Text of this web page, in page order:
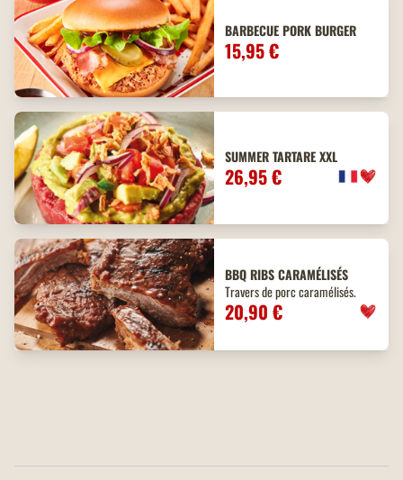
BARBECUE PORK BURGER
15,95 €
SUMMER TARTARE XXL
26,95 €
BBQRIBSCARAMÉLISÉS
Travers de porc caramélisés.
20,90 €